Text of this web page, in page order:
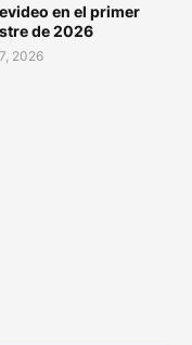
en el primer
de 2026
2026